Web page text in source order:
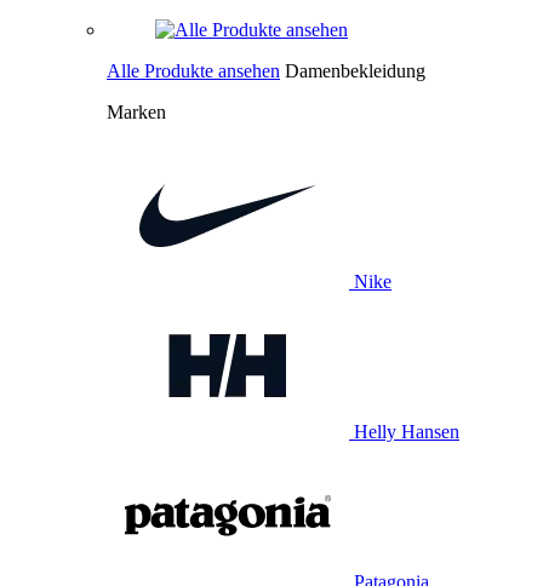
Alle Produkte ansehen Damenbekleidung
Marken
Nike
Helly Hansen
Patagonia